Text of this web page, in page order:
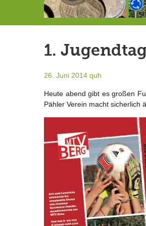
1.
26. Juni 2014 quh
Heute abend gibt es großen
Pähler Verein macht sicherlich